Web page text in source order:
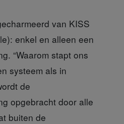
van KISS
enkel en alleen een
“Waarom stapt ons
systeem als in
de
opgebracht door alle
buiten de